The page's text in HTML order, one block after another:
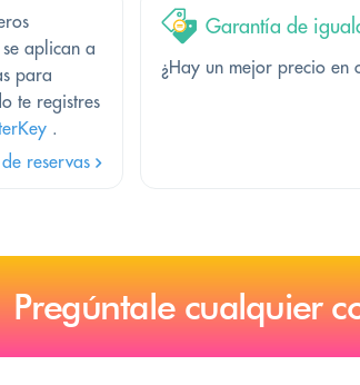
aplican a
para
te registres
.
reservas
Garantía de
¿Hay un mejor precio en
Pregúntale cualquier